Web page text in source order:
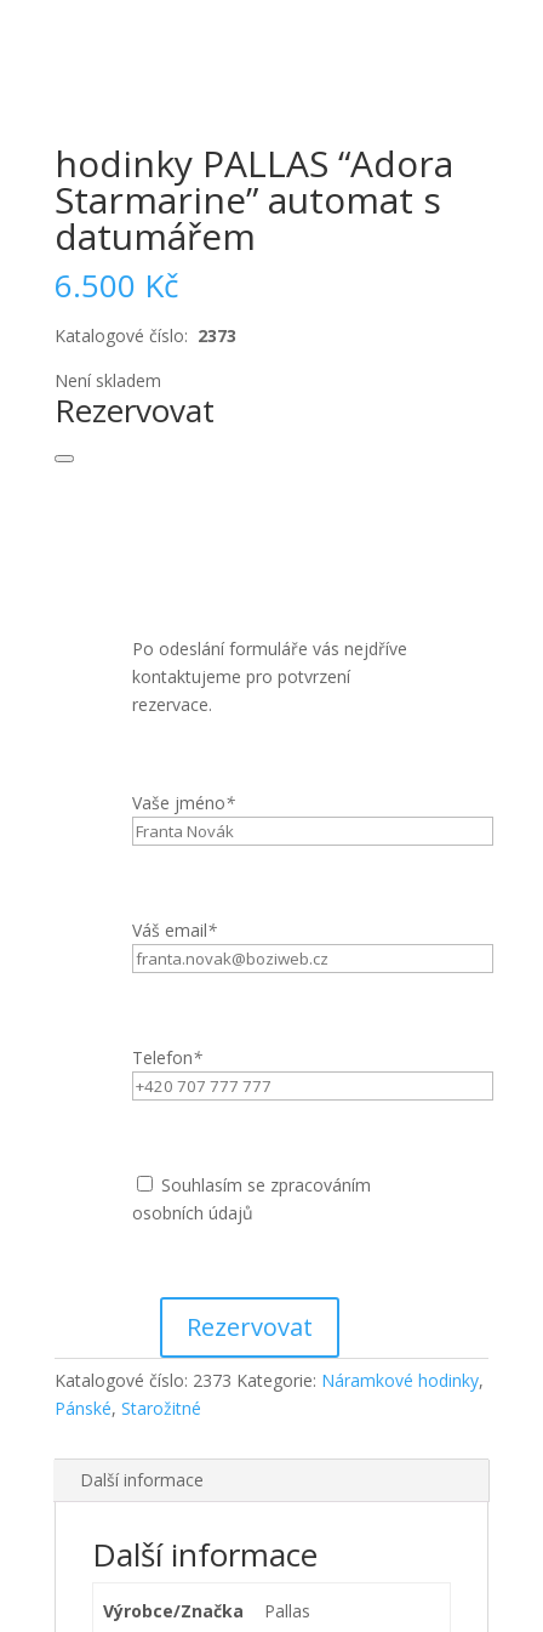
hodinky PALLAS “Adora
Starmarine” automat s
datumářem
6.500 Kč
Katalogové číslo: 2373
Není skladem
Rezervovat
Po odeslání formuláře vás nejdříve
kontaktujeme pro potvrzení
rezervace.
Vaše jméno*
Váš email*
Telefon*
Souhlasím se zpracováním
osobních údajů
Rezervovat
Katalogové číslo: 2373 Kategorie: Náramkové hodinky,
Pánské, Starožitné
Další informace
Další informace
Výrobce/Značka Pallas